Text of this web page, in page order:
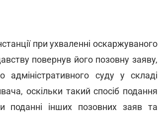
при ухваленні оскаржуваного
повернув його позовну заяву,
суду у складі
оскільки такий спосіб подання
поданні інших позовних заяв та